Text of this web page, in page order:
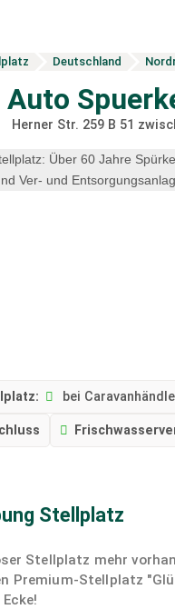
Deutschland
Auto
Herner Str. 259 B 51
bei
Stellplatz
Stellplatz mehr
Premium-Stellplatz